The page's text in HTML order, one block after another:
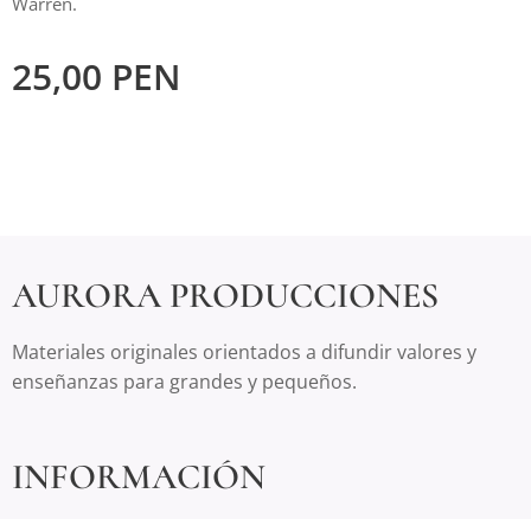
25,00 PEN
AURORA PRODUCCIONES
Materiales originales orientados a difundir valores y
enseñanzas para grandes y pequeños.
INFORMACIÓN